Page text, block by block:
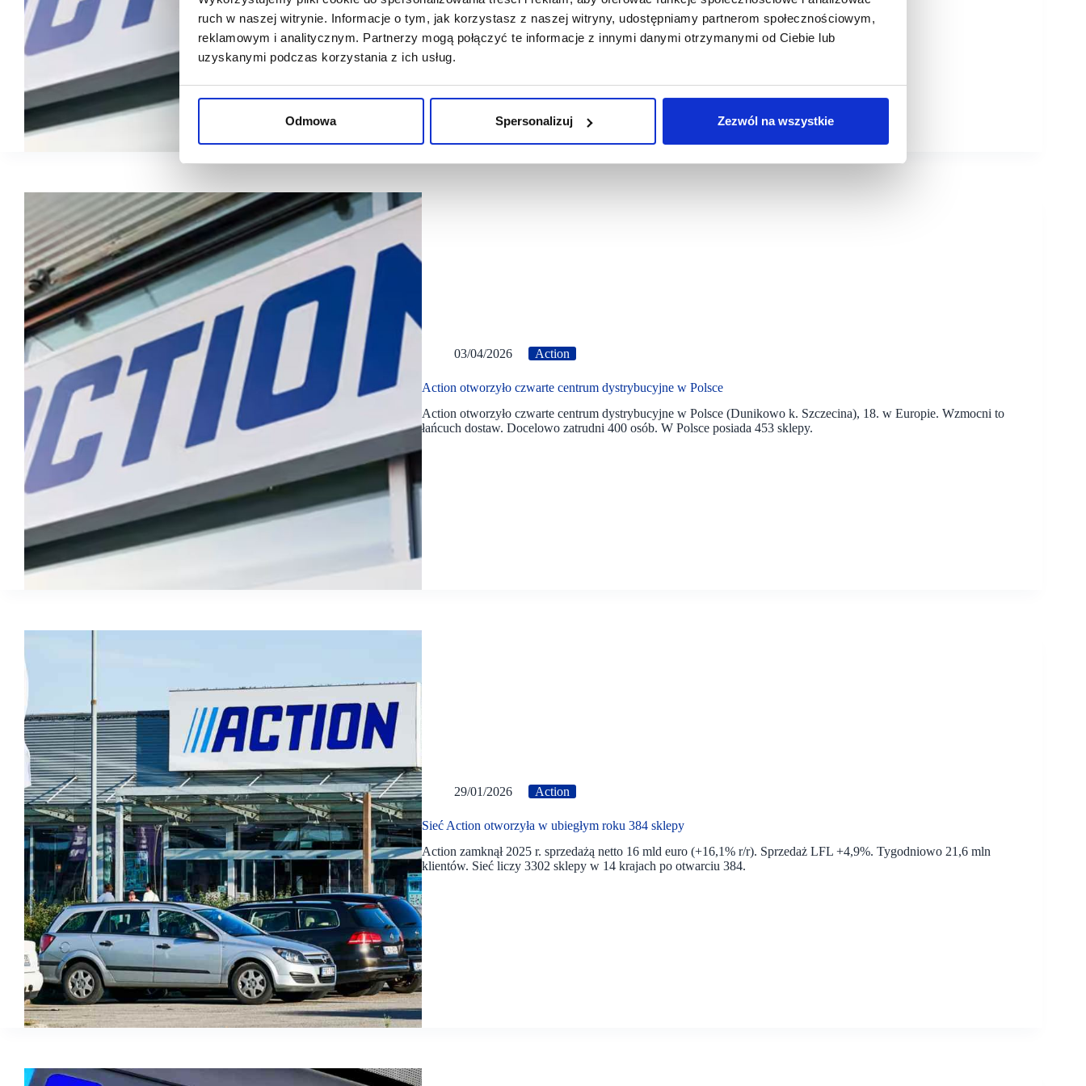
ruch w naszej witrynie. Informacje o tym, jak korzystasz z naszej witryny, udostępniamy partnerom społecznościowym,
reklamowym i analitycznym. Partnerzy mogą połączyć te informacje z innymi danymi otrzymanymi od Ciebie lub
uzyskanymi podczas korzystania z ich usług.
Odmowa Spersonalizuj Zezwól na wszystkie
03/04/2026 Action
Action otworzyło czwarte centrum dystrybucyjne w Polsce
Action otworzyło czwarte centrum dystrybucyjne w Polsce (Dunikowo k. Szczecina), 18. w Europie. Wzmocni to
łańcuch dostaw. Docelowo zatrudni 400 osób. W Polsce posiada 453 sklepy.
29/01/2026 Action
Sieć Action otworzyła w ubiegłym roku 384 sklepy
Action zamknął 2025 r. sprzedażą netto 16 mld euro (+16,1% r/r). Sprzedaż LFL +4,9%. Tygodniowo 21,6 mln
klientów. Sieć liczy 3302 sklepy w 14 krajach po otwarciu 384.